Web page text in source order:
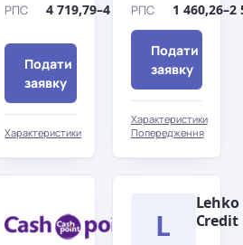
РПС 4 719,79–4 863,93%
Подати
заявку
Характеристики
РПС 1 460,26–2
Подати
заявку
Характеристики
Попередження
Мані
Cashpoint
L
Lehko
Credit